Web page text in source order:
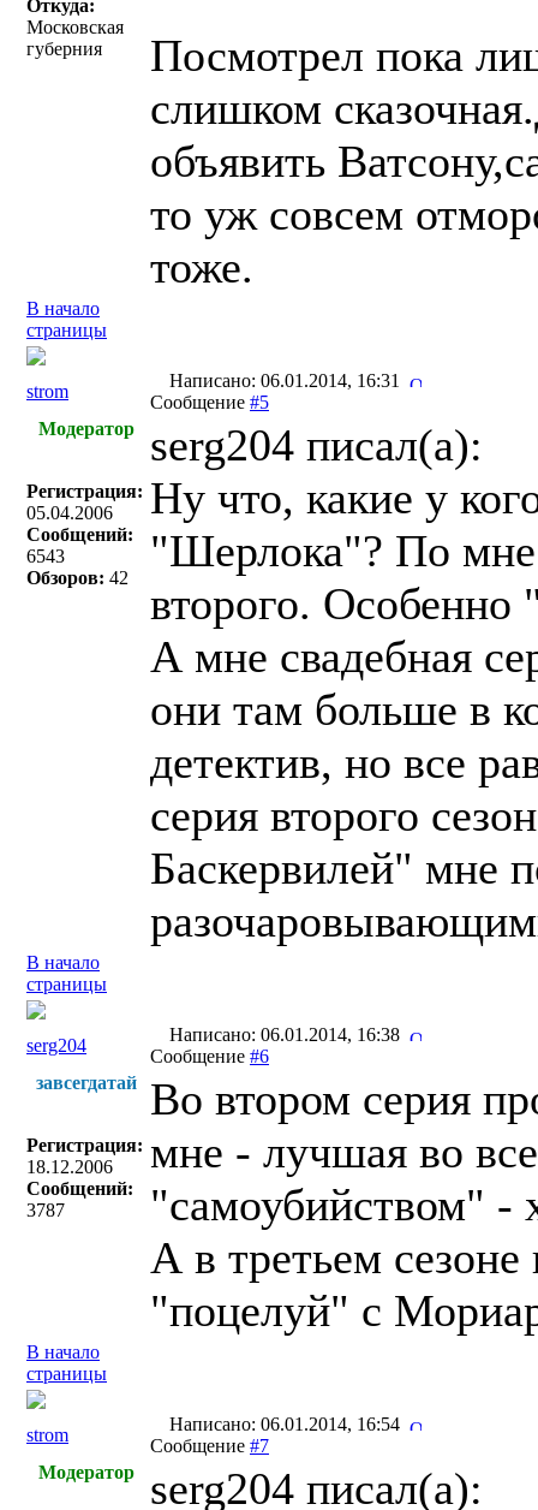
Откуда:
Московская
губерния
Посмотрел пока
слишком
объявить
то уж совсем
тоже.
В начало
страницы
strom
Написано: 06.01.2014, 16:31
Сообщение #5
Модератор
Регистрация:
05.04.2006
Сообщений:
6543
Обзоров: 42
serg204 писал(a):
Ну что, какие у
"Шерлока"? По мне
второго. Особенно
А мне свадебная
они там больше в
детектив, но все
серия второго
Баскервилей" мне
В начало
страницы
serg204
Написано: 06.01.2014, 16:38
Сообщение #6
завсегдатай
Регистрация:
18.12.2006
Сообщений:
3787
Во втором серия
мне - лучшая во
"самоубийством" -
А в третьем
"поцелуй" с
В начало
страницы
strom
Написано: 06.01.2014, 16:54
Сообщение #7
Модератор
serg204 писал(a):